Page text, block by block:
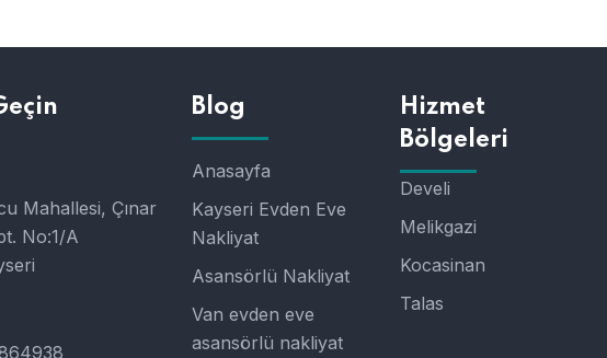
Mahallesi, Çınar
No:1/A
Blog
Anasayfa
Kayseri Evden Eve
Nakliyat
Asansörlü Nakliyat
Van evden eve
asansörlü nakliyat
Hizmet
Bölgeleri
Develi
Melikgazi
Kocasinan
Talas